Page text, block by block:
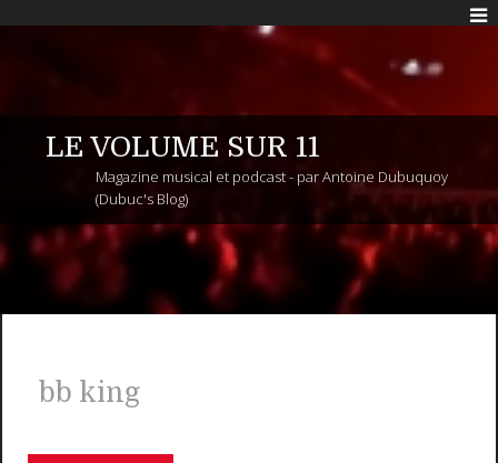
LE VOLUME SUR 11
Magazine musical et podcast - par Antoine Dubuquoy
(Dubuc's Blog)
bb king